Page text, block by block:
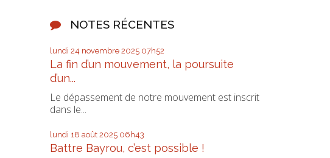
NOTES RÉCENTES
lundi 24 novembre 2025 07h52
La fin d’un mouvement, la poursuite
d’un...
Le dépassement de notre mouvement est inscrit
dans le...
lundi 18 août 2025 06h43
Battre Bayrou, c’est possible !